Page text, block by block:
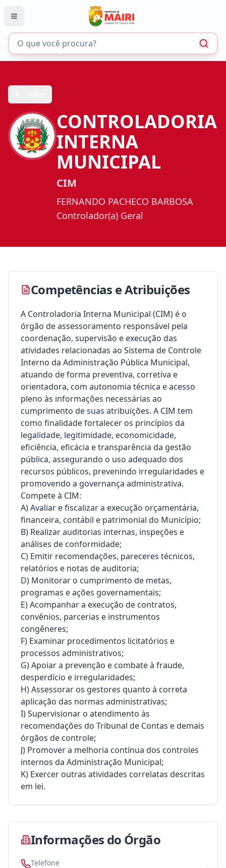
CONTROLADORIA
INTERNA
MUNICIPAL
CIM
FERNANDO PACHECO BARBOSA
Controlador(a) Geral
Competências e Atribuições
A Controladoria Interna Municipal (CIM) é o
órgão de assessoramento responsável pela
coordenação, supervisão e execução das
atividades relacionadas ao Sistema de Controle
Interno da Administração Pública Municipal,
atuando de forma preventiva, corretiva e
orientadora, com autonomia técnica e acesso
pleno às informações necessárias ao
cumprimento de suas atribuições. A CIM tem
como finalidade fortalecer os princípios da
legalidade, legitimidade, economicidade,
eficiência, eficácia e transparência da gestão
pública, assegurando o uso adequado dos
recursos públicos, prevenindo irregularidades e
promovendo a governança administrativa.
Compete à CIM:
A) Avaliar e fiscalizar a execução orçamentária,
financeira, contábil e patrimonial do Município;
B) Realizar auditorias internas, inspeções e
análises de conformidade;
C) Emitir recomendações, pareceres técnicos,
relatórios e notas de auditoria;
D) Monitorar o cumprimento de metas,
programas e ações governamentais;
E) Acompanhar a execução de contratos,
convênios, parcerias e instrumentos
congêneres;
F) Examinar procedimentos licitatórios e
processos administrativos;
G) Apoiar a prevenção e combate à fraude,
desperdício e irregularidades;
H) Assessorar os gestores quanto à correta
aplicação das normas administrativas;
I) Supervisionar o atendimento às
recomendações do Tribunal de Contas e demais
órgãos de controle;
J) Promover a melhoria contínua dos controles
internos da Administração Municipal;
K) Exercer outras atividades correlatas descritas
em lei.
Informações do Órgão
Telefone